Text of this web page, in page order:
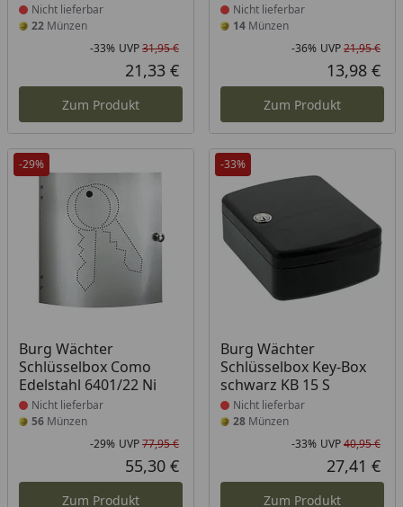
Nicht lieferbar
22 Münzen
Rabatt in Prozent
-33%
Ursprünglicher Preis
UVP31,95 €
Aktueller Preis
21,33 €
Zum Produkt
Nicht lieferbar
14Münzen
-36% UVP21,95 €
13,98 €
Zum Produkt
-29%
Burg Wächter
Schlüsselbox Como
Edelstahl 6401/22 Ni
Produkt nicht lieferbar
Nicht lieferbar
56 Münzen
Rabatt in Prozent
-29%
Ursprünglicher Preis
UVP77,95 €
Aktueller Preis
55,30 €
Zum Produkt
-33%
Burg Wächter
Schlüsselbox Key-Box
schwarz KB 15 S
Produkt nicht lieferbar
Nicht lieferbar
28Münzen
-33% UVP40,95 €
27,41 €
Zum Produkt